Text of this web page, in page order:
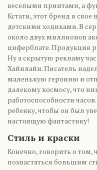
веселыми принтами, а
Кстати, этот бренд в
детскими ходиками. В
около двух миллионов
циферблате. Продукция
Ну а скрытую рекламу
Хайнлайн. Писатель
маленькую героиню и
далекому космосу, что
работоспособности
ребенку, чтобы он был
настоящую фантастику!
Стиль и краски
Конечно, говорить о том,
похвастаться большим